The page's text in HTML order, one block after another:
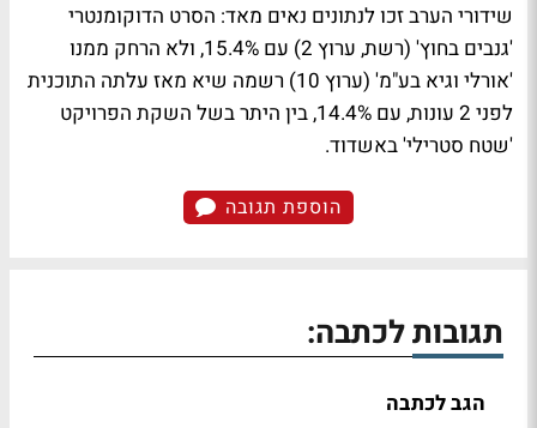
שידורי הערב זכו לנתונים נאים מאד: הסרט הדוקומנטרי
'גנבים בחוץ' (רשת, ערוץ 2) עם 15.4%, ולא הרחק ממנו
'אורלי וגיא בע"מ' (ערוץ 10) רשמה שיא מאז עלתה התוכנית
לפני 2 עונות, עם 14.4%, בין היתר בשל השקת הפרויקט
'שטח סטרילי' באשדוד.
הוספת תגובה
תגובות לכתבה:
הגב לכתבה